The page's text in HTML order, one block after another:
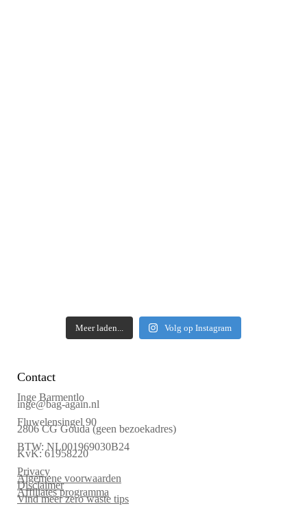
Meer laden... Volg op Instagram
Contact
Inge Barmentlo
inge@bag-again.nl
Fluwelensingel 90
2806 CG Gouda (geen bezoekadres)
BTW: NL001969030B24
KvK: 61958220
Privacy
Algemene voorwaarden
Disclaimer
Affiliates programma
Vind meer zero waste tips